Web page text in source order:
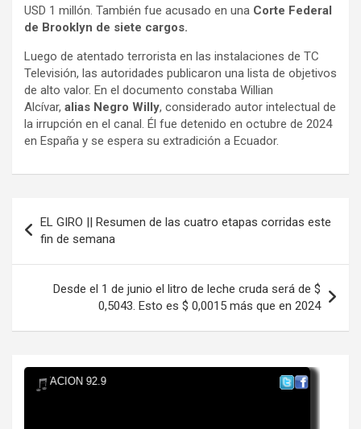
USD 1 millón. También fue acusado en una Corte Federal
de Brooklyn de siete cargos.
Luego de atentado terrorista en las instalaciones de TC
Televisión, las autoridades publicaron una lista de objetivos
de alto valor. En el documento constaba Willian
Alcívar, alias Negro Willy, considerado autor intelectual de
la irrupción en el canal. Él fue detenido en octubre de 2024
en España y se espera su extradición a Ecuador.
de
entradas
EL GIRO || Resumen de las cuatro etapas corridas este
fin de semana
Desde el 1 de junio el litro de leche cruda será de $
0,5043. Esto es $ 0,0015 más que en 2024